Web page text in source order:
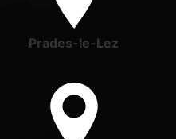
Prades-le-Lez